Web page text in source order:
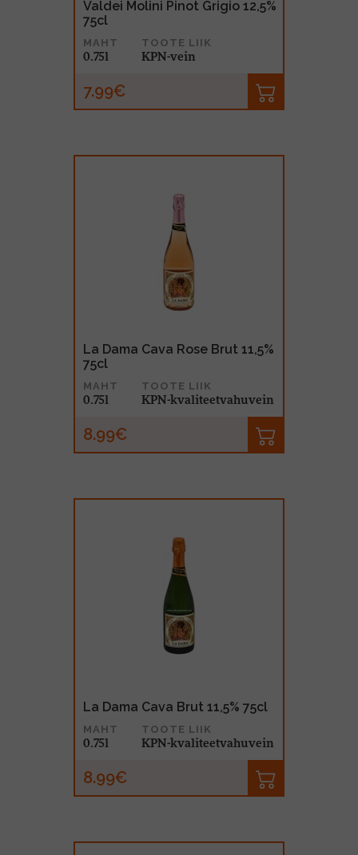
Valdei Molini Pinot Grigio 12,5%
75cl
MAHT
0.75l
TOOTE LIIK
KPN-vein
7.99€
La Dama Cava Rose Brut 11,5%
75cl
MAHT
0.75l
TOOTE LIIK
KPN-kvaliteetvahuvein
8.99€
La Dama Cava Brut 11,5% 75cl
MAHT
0.75l
TOOTE LIIK
KPN-kvaliteetvahuvein
8.99€